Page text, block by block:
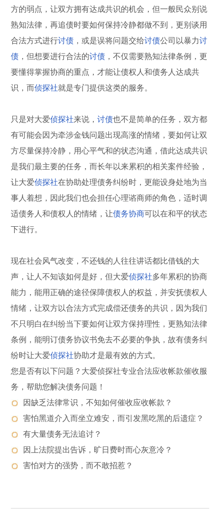
方的弱点，让双方拥有达成共识的机会，但一般民众别说
熟知法律，再追债时要如何保持冷静都做不到，更别谈用
合法方式进行讨债 ，或是误将问题交给讨债公司以暴力讨
债 ，但想要进行合法的讨债 ，不仅需要熟知法律条例，更
要懂得掌握协商的重点，才能让债权人和债务人达成共
识，而侦探社就是专门提供这类的服务。
只是对大爱侦探社来说，讨债也不是简单的任务，双方都
有可能会因为牵涉金钱问题出现高涨的情绪，要如何让双
方尽量保持冷静，用心平气和的状态沟通，借此达成共识
是我们最主要的任务，而长年以来累积的相关案件经验，
让大爱侦探社在协助处理债务纠纷时，更能设身处地为当
事人着想，因此我们也会担任心理谘商师的角色，适时调
适债务人和债权人的情绪，让债务协商 可以在和平的状态
下进行。
现在社会风气改变，不还钱的人往往讲话都比借钱的大
声，让人不知该如何是好，但大爱侦探社多年累积的协商
能力，能用正确的途径保障债权人的权益，并安抚债权人
情绪，让双方以合法方式完成偿还债务的共识，因为我们
不只明白在纠纷当下要如何让双方保持理性，更熟知法律
条例，能明订债务协议书免去不必要的争执，故有债务纠
纷时让大爱侦探社协助才是最有效的方式。
您是否有以下问题？大爱侦探社专业合法应收帐款催收服
务，帮助您解决债务问题！
因缺乏法律常识，不知如何催收应收帐款？
害怕黑道介入而坐立难安，而引发黑吃黑的后遗症？
有大量债务无法追讨？
因上法院提出告诉，旷日费时而心灰意冷？
害怕对方的强势，而不敢招惹？